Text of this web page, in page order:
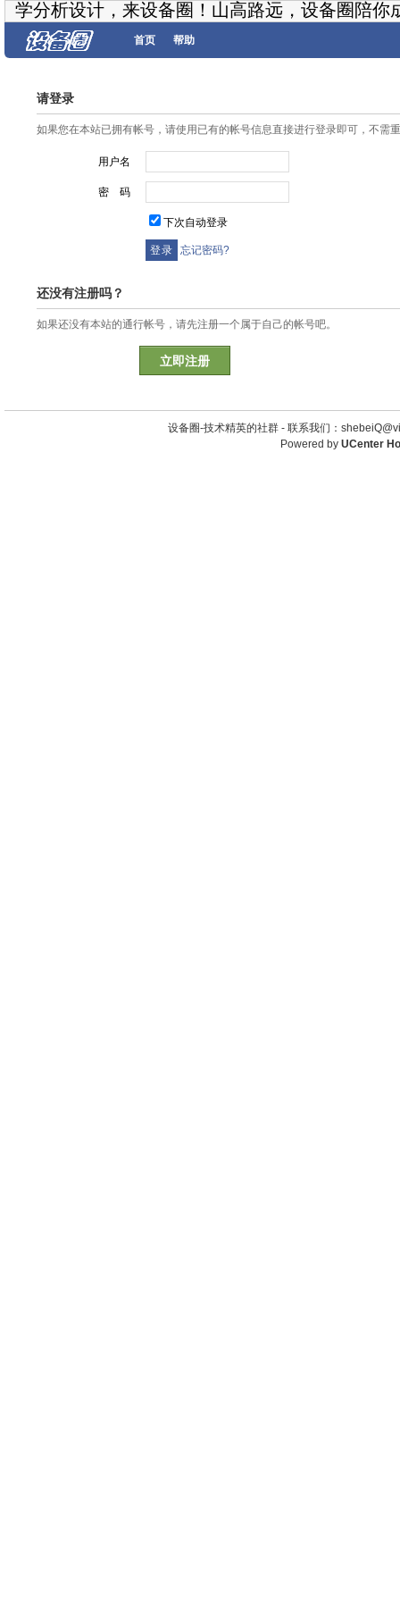
学分析设计，来设备圈！山高路远，设备圈陪你
首页 帮助
请登录
如果您在本站已拥有帐号，请使用已有的帐号信息直接进行登录即可，不需
用户名
密 码
下次自动登录
忘记密码?
还没有注册吗？
如果还没有本站的通行帐号，请先注册一个属于自己的帐号吧。
立即注册
设备圈-技术精英的社群 - 联系我们：
Powered by UCenter